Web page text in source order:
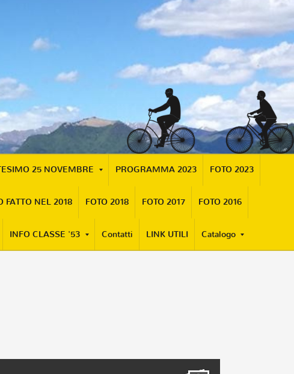
25 NOVEMBRE PROGRAMMA 2023 FOTO 2023
FATTO NEL 2018 FOTO 2018 FOTO 2017 FOTO 2016
INFO CLASSE '53 Contatti LINK UTILI Catalogo